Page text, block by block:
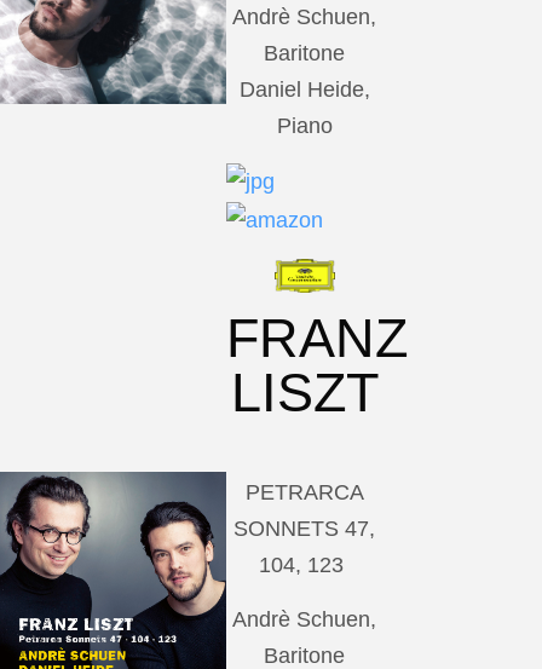
Andrè Schuen,
Baritone
Daniel Heide,
Piano
FRANZ
LISZT
PETRARCA
SONNETS 47,
104, 123
Andrè Schuen,
Baritone